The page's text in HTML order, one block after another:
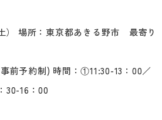
） 場所：東京都あきる野市 最寄り
前予約制) 時間：①11:30-13：00／
30-16：00